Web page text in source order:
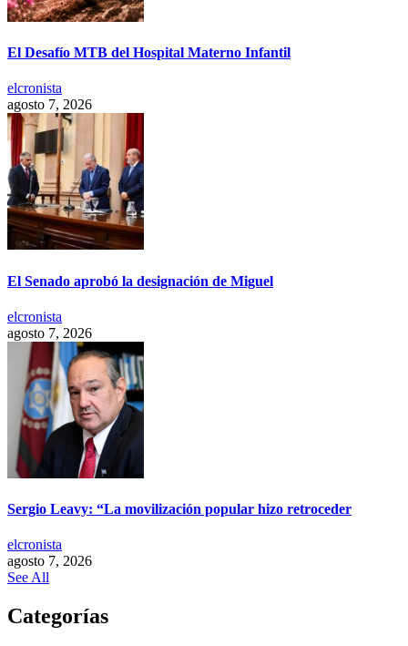
El Desafío MTB del Hospital Materno Infantil
elcronista
agosto 7, 2026
El Senado aprobó la designación de Miguel
elcronista
agosto 7, 2026
Sergio Leavy: “La movilización popular hizo retroceder
elcronista
agosto 7, 2026
See All
Categorías